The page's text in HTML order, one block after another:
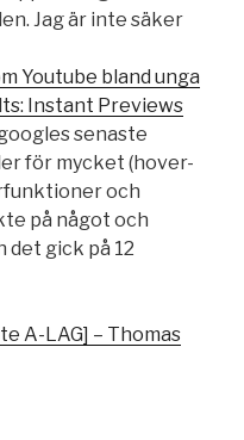
Jag är inte säker
Youtube bland unga
Instant Previews
senaste
för mycket (hover-
och
på något och
det gick på 12
A-LAG] – Thomas